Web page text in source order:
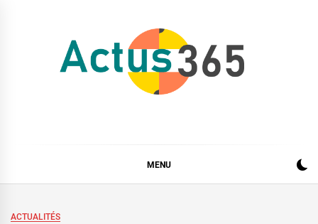
MENU
ACTUALITÉS